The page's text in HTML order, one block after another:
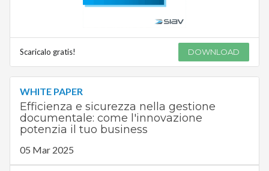
Scaricalo gratis! DOWNLOAD
WHITE PAPER
Efficienza e sicurezza nella gestione
documentale: come l'innovazione
potenzia il tuo business
05 Mar 2025